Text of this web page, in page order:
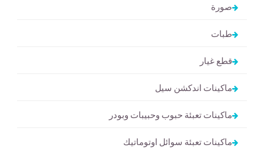
صورة
طبات
قطع غيار
ماكينات اندكشن سيل
ماكينات تعبئة حبوب وحبيبات وبودر
ماكينات تعبئة سوائل اوتوماتيك